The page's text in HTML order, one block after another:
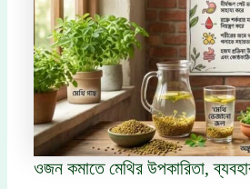
ওজন কমাতে মেথির উপকারিতা,